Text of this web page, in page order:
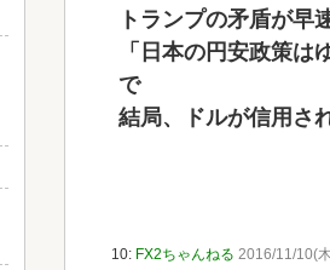
トランプの矛盾が早
「日本の円安政策は
で
結局、ドルが信用さ
10: FX2ちゃんねる 2016/11/10(